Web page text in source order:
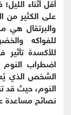
على الكثير من
والبرتقال هي
للفواكه
للأكسدة
اضطراب النوم
الشخص الذي
النوم، حيث قد
نصائح مساعدة